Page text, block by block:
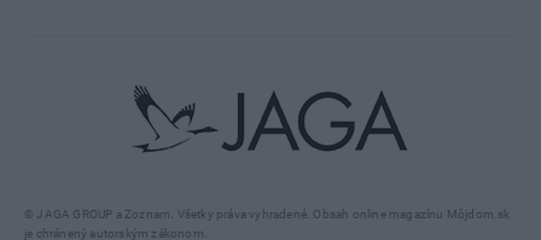
© JAGA GROUP a Zoznam. Všetky práva vyhradené. Obsah online magazínu Môjdom.sk
je chránený autorským zákonom.